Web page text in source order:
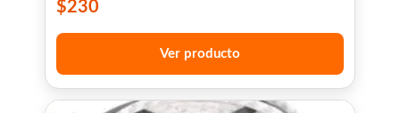
$230
Ver producto